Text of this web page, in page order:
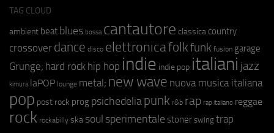
TAG CLOUD
ambient beat blues bossa cantautore classica country
crossover dance disco elettronicafolkfunk fusion garage
Grunge; hard rock hip hop indie indie pop italiani jazz
kimura laPOP lounge metal; new wave nuova musica italiana
pop post rock prog psichedeliapunk r&b rap rap italiano reggae
rock rockabilly ska soul sperimentale stoner swing trap